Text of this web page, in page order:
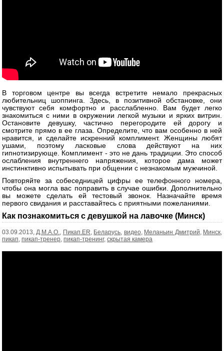
В торговом центре вы всегда встретите немало прекрасных
любительниц шоппинга. Здесь, в позитивной обстановке, они
чувствуют себя комфортно и расслабленно. Вам будет легко
знакомиться с ними в окружении легкой музыки и ярких витрин.
Остановите девушку, частично перегородите ей дорогу и
смотрите прямо в ее глаза. Определите, что вам особенно в ней
нравится, и сделайте искренний комплимент. Женщины любят
ушами, поэтому ласковые слова действуют на них
гипнотизирующе. Комплимент - это не дань традиции. Это способ
ослабления внутреннего напряжения, которое дама может
инстинктивно испытывать при общении с незнакомым мужчиной.
Повторяйте за собеседницей цифры ее телефонного номера,
чтобы она могла вас поправить в случае ошибки. Дополнительно
вы можете сделать ей тестовый звонок. Назначайте время
первого свидания и расставайтесь с приятными пожеланиями.
Как познакомиться с девушкой на лавочке (Минск)
03.09.2013,Д.М.А.О., Пикап.ER, Беларусь, видео, Меланьин Дмитрий, Минск,
пикап, пикап-тренер, пикап-тренинг, скрытая камера